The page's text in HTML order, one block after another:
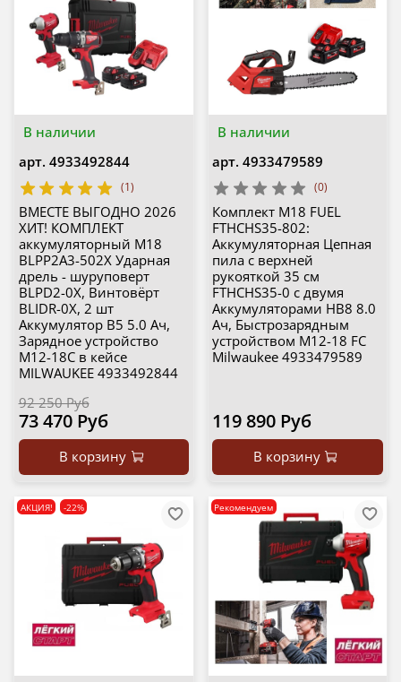
В наличии
арт. 4933492844
(1)
ВМЕСТЕ ВЫГОДНО 2026
ХИТ! КОМПЛЕКТ
аккумуляторный M18
BLPP2A3-502X Ударная
дрель - шуруповерт
BLPD2-0X, Винтовёрт
BLIDR-0X, 2 шт
Аккумулятор B5 5.0 Ач,
Зарядное устройство
M12-18C в кейсе
MILWAUKEE 4933492844
92 250 Руб
73 470 Руб
В корзину
В наличии
арт. 4933479589
(0)
Комплект M18 FUEL
FTHCHS35-802:
Аккумуляторная Цепная
пила с верхней
рукояткой 35 см
FTHCHS35-0 с двумя
Аккумуляторами HB8 8.0
Ач, Быстрозарядным
устройством M12-18 FC
Milwaukee 4933479589
119 890 Руб
В корзину
АКЦИЯ! -22% Рекомендуем